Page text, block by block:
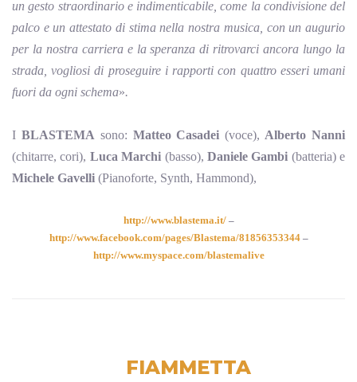
un gesto straordinario e indimenticabile, come la condivisione del
palco e un attestato di stima nella nostra musica, con un augurio
per la nostra carriera e la speranza di ritrovarci ancora lungo la
strada, vogliosi di proseguire i rapporti con quattro esseri umani
fuori da ogni schema».
I BLASTEMA sono: Matteo Casadei(voce), Alberto Nanni
(chitarre, cori), Luca Marchi (basso), Daniele Gambi (batteria) e
Michele Gavelli (Pianoforte, Synth, Hammond),
http://www.blastema.it/–
http://www.facebook.com/pages/Blastema/81856353344–
http://www.myspace.com/blastemalive
FIAMMETTA